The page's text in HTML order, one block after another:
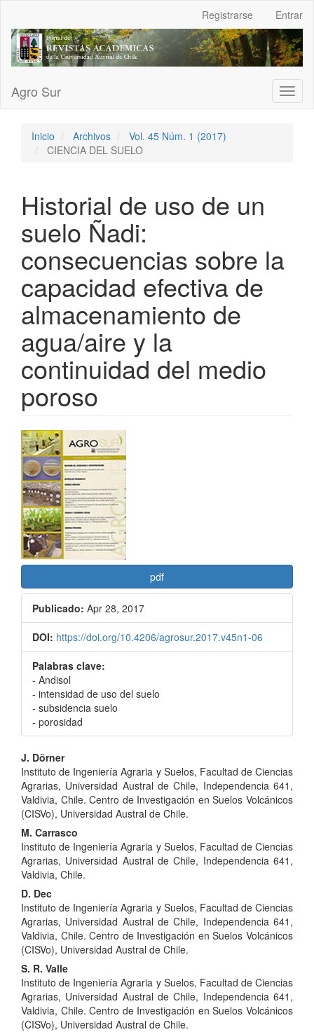
Contenido
principal
Barra
Registrarse Entrar
Agro Sur
Inicio Archivos
Vol. 45 Núm. 1 (2017)
CIENCIA DEL SUELO
Historial de uso de un
suelo Ñadi:
consecuencias sobre la
capacidad efectiva de
almacenamiento de
agua/aire y la
continuidad del medio
poroso
Barra
lateral
del
artículo
pdf
Publicado: Apr 28, 2017
DOI: https://doi.org/10.4206/agrosur.2017.v45n1-06
Palabras clave:
- Andisol
- intensidad de uso del suelo
- subsidencia suelo
- porosidad
Contenido
principal
del
artículo
J. Dörner
Instituto de Ingeniería Agraria y Suelos, Facultad de Ciencias
Agrarias, Universidad Austral de Chile, Independencia 641,
Valdivia, Chile. Centro de Investigación en Suelos Volcánicos
(CISVo), Universidad Austral de Chile.
M. Carrasco
Instituto de Ingeniería Agraria y Suelos, Facultad de Ciencias
Agrarias, Universidad Austral de Chile, Independencia 641,
Valdivia, Chile.
D. Dec
Instituto de Ingeniería Agraria y Suelos, Facultad de Ciencias
Agrarias, Universidad Austral de Chile, Independencia 641,
Valdivia, Chile. Centro de Investigación en Suelos Volcánicos
(CISVo), Universidad Austral de Chile.
S. R. Valle
Instituto de Ingeniería Agraria y Suelos, Facultad de Ciencias
Agrarias, Universidad Austral de Chile, Independencia 641,
Valdivia, Chile. Centro de Investigación en Suelos Volcánicos
(CISVo), Universidad Austral de Chile.